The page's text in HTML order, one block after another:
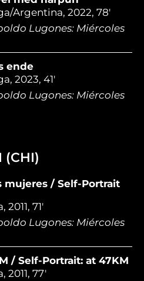
Argentina, 2022, 78'
Lugones: Miércoles
ende
2023, 41'
Lugones: Miércoles
(CHI)
/ Self-Portrait
71'
Lugones: Miércoles
/ Self-Portrait: at 47KM
2011, 77'